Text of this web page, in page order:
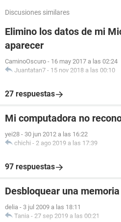
Discusiones similares
Elimino los datos de mi
aparecer
CaminoOscuro - 16 may 2017 a las 02:24
Juantatan7 - 15 nov 2018 a las 00:10
27 respuestas
Mi computadora no
yei28 - 30 jun 2012 a las 16:22
chichi - 2 ago 2019 a las 17:39
97 respuestas
Desbloquear una
delia - 3 jul 2009 a las 18:11
Tania - 27 sep 2019 a las 00:21